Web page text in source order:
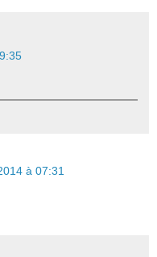
à 07:31